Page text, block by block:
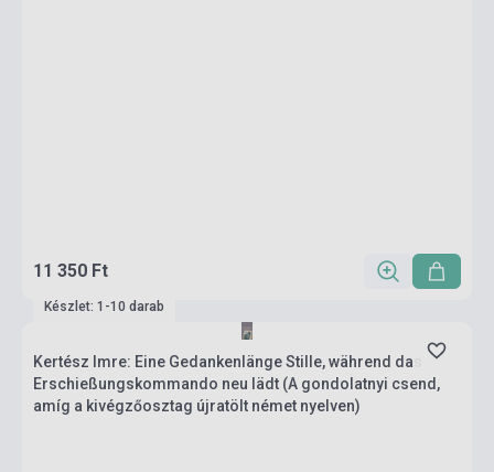
11 350 Ft
Készlet: 1-10 darab
Kertész Imre: Eine Gedankenlänge Stille, während das
Erschießungskommando neu lädt (A gondolatnyi csend,
amíg a kivégzőosztag újratölt német nyelven)